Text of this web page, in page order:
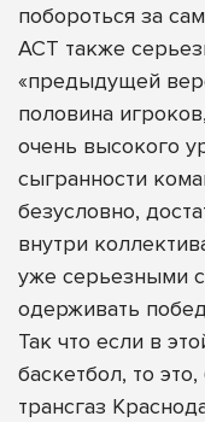
побороться за
АСТ также
«предыдущей
половина
очень высокого
сыгранности
безусловно,
внутри
уже серьезными
одерживать
Так что если в
баскетбол, то
трансгаз